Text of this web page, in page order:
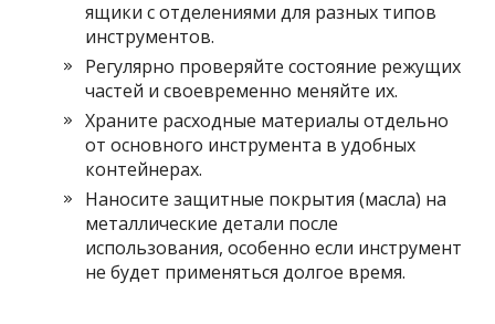
ящики с отделениями для разных типов
инструментов.
Регулярно проверяйте состояние режущих
частей и своевременно меняйте их.
Храните расходные материалы отдельно
от основного инструмента в удобных
контейнерах.
Наносите защитные покрытия (масла) на
металлические детали после
использования, особенно если инструмент
не будет применяться долгое время.